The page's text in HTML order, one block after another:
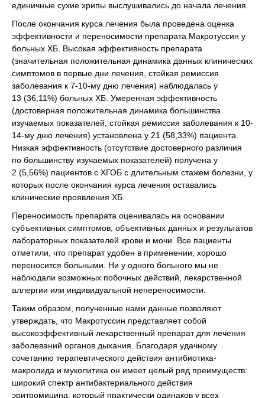
единичные сухие хрипы выслушивались до начала лечения.
После окончания курса лечения была проведена оценка
эффективности и переносимости препарата Макротуссин у
больных ХБ. Высокая эффективность препарата
(значительная положительная динамика данных клинических
симптомов в первые дни лечения, стойкая ремиссия
заболевания к 7-10-му дню лечения) наблюдалась у
13 (36,11%) больных ХБ. Умеренная эффективность
(достоверная положительная динамика большинства
изучаемых показателей, стойкая ремиссия заболевания к 10-
14-му дню лечения) установлена у 21 (58,33%) пациента.
Низкая эффективность (отсутствие достоверного различия
по большинству изучаемых показателей) получена у
2 (5,56%) пациентов с ХГОБ с длительным стажем болезни, у
которых после окончания курса лечения оставались
клинические проявления ХБ.
Переносимость препарата оценивалась на основании
субъективных симптомов, объективных данных и результатов
лабораторных показателей крови и мочи. Все пациенты
отметили, что препарат удобен в применении, хорошо
переносится больными. Ни у одного больного мы не
наблюдали возможных побочных действий, лекарственной
аллергии или индивидуальной непереносимости.
Таким образом, полученные нами данные позволяют
утверждать, что Макротуссин представляет собой
высокоэффективный лекарственный препарат для лечения
заболеваний органов дыхания. Благодаря удачному
сочетанию терапевтического действия антибиотика-
макролида и муколитика он имеет целый ряд преимуществ:
широкий спектр антибактериального действия
эритромицина, который практически одинаков у всех